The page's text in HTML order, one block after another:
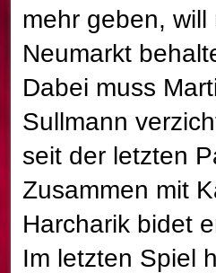
mehr geben,
Neumarkt
Dabei muss
Sullmann
seit der letzten
Zusammen mit
Harcharik bidet
Im letzten Spiel